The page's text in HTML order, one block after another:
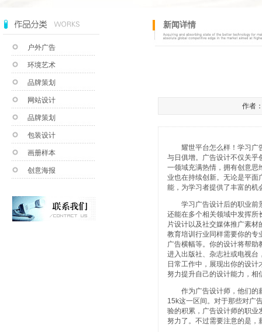
户外广告
环境艺术
品牌策划
网站设计
品牌策划
包装设计
画册样本
创意海报
新闻详情
作者
耀世平台怎么样 ！学习
与日俱增。广告设计不仅关乎
一领域充满热情，拥有创意思
业也在持续创新。无论是平面
能，为学习者提供了丰富的机
学习广告设计后的职业前景
还能在多个相关领域中发挥所
片设计以及社交媒体推广素
教育培训行业同样需要你的专
广告横幅等。你的设计将帮
进入出版社、杂志社或电视台
日常工作中，展现出你的设
努力提升自己的设计能力，相
作为广告设计师，他们的薪
15k这一区间。对于那些对广
验的积累，广告设计师的职业
努力了。不过需要注意的是，